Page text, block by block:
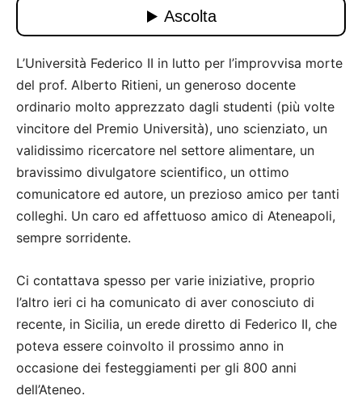
L’Università Federico II in lutto per l’improvvisa morte
del prof. Alberto Ritieni, un generoso docente
ordinario molto apprezzato dagli studenti (più volte
vincitore del Premio Università), uno scienziato, un
validissimo ricercatore nel settore alimentare, un
bravissimo divulgatore scientifico, un ottimo
comunicatore ed autore, un prezioso amico per tanti
colleghi. Un caro ed affettuoso amico di Ateneapoli,
sempre sorridente.
Ci contattava spesso per varie iniziative, proprio
l’altro ieri ci ha comunicato di aver conosciuto di
recente, in Sicilia, un erede diretto di Federico II, che
poteva essere coinvolto il prossimo anno in
occasione dei festeggiamenti per gli 800 anni
dell’Ateneo.